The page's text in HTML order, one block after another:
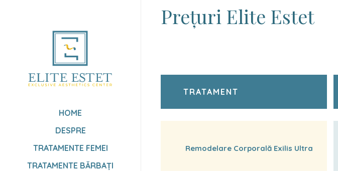
HOME
DESPRE
TRATAMENTE FEMEI
TRATAMENTE BĂRBAȚI
Preţuri Elite Estet
TRATAMENT
Remodelare Corporală Exilis Ultra